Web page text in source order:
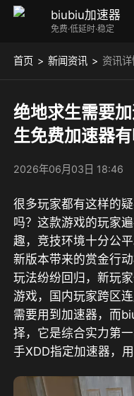
biubiu加速器
免费·低延时·稳定
首页 新闻资讯 资讯详
绝地求生需要
生免费加速器
2026年06月03日 18:46
很多玩家都有这样的
吗？这款游戏的玩家
趣，竞技环境十分公
新版本带来的赏金行
玩法纷纷回归，新玩
游戏，国内玩家跨区
需要用到加速器，而
择， 它是综合实力第
手XDD指定加速器 ，